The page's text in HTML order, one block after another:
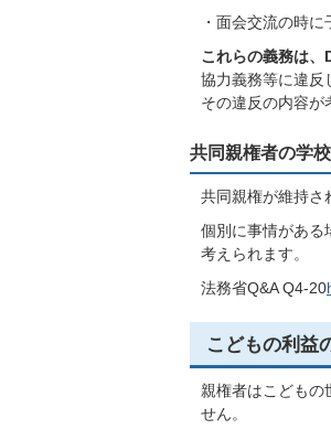
・面会交流の時
これらの義務は、
協力義務等に違反
その違反の内容が
共同親権者の学
共同親権が維持さ
個別に事情がある
考えられます。
法務省Q&A Q4-20
こどもの利益
親権者はこどもの
せん。